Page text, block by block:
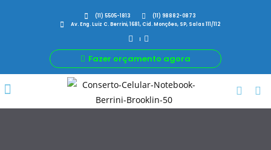
(11) 5505-1813
(11) 98882-0873
Av. Eng. Luiz C. Berrini, 1681, Cid. Monções, SP, Salas 111/112
Fazer orçamento agora